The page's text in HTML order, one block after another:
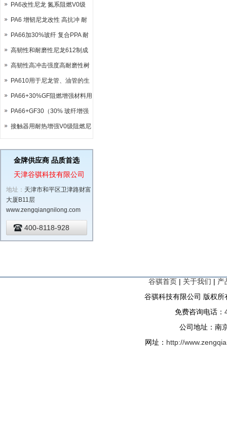
车底座
PA6改性尼龙 氮系阻燃V0级
PA6 增韧尼龙改性 高抗冲 耐
低温-40°
PA66加30%玻纤 复合PPA 耐
高温尼龙 熔点达290°
高韧性和耐磨性尼龙612制成
齿轮
高韧性高冲击强度高耐磨性树
脂PA612用于制作毛刷
PA610用于尼龙管、油管的生
产加工
PA66+30%GF阻燃增强材料用
于汽车传感器插头
PA66+GF30（30% 玻纤增强
尼龙 66）体育用品用料全解析
接触器用耐热增强V0级阻燃尼
金牌供应商 品质首选
天津谷骐科技有限公司
地址： 天津市和平区卫津路财富
大厦B11层
www.zengqiangnilong.com
400-8118-928
谷骐首页 | 关于我们 | 产
谷骐科技有限公司 版权
免费咨询电话：
公司地址：南
网址： http://